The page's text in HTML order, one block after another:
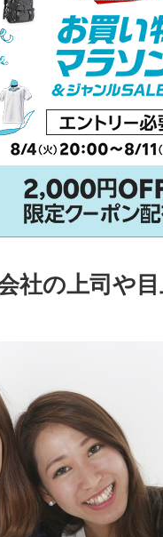
社の上司や